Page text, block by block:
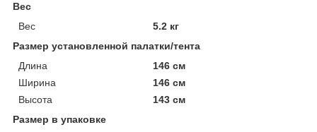
Вес
Вес
5.2 кг
Размер установленной палатки/тента
Длина
146 см
Ширина
146 см
Высота
143 см
Размер в упаковке